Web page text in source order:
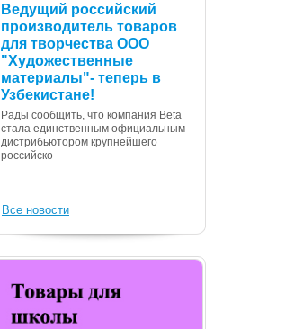
Ведущий российский
производитель товаров
для творчества ООО
"Художественные
материалы"- теперь в
Узбекистане!
Рады сообщить, что компания Beta
стала единственным официальным
дистрибьютором крупнейшего
российско
Все новости